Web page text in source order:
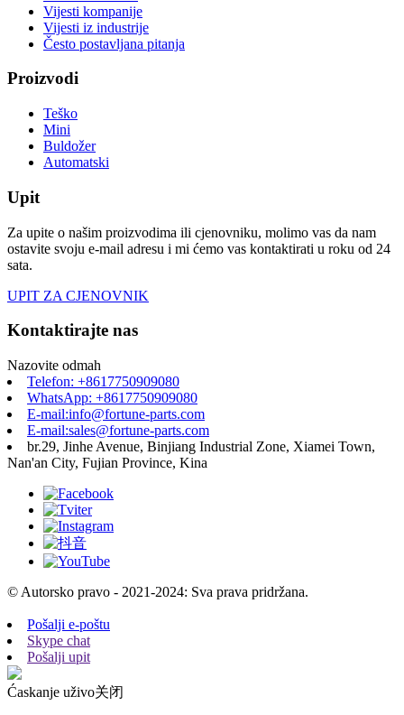
Vijesti kompanije
Vijesti iz industrije
Često postavljana pitanja
Proizvodi
Teško
Mini
Buldožer
Automatski
Upit
Za upite o našim proizvodima ili cjenovniku, molimo vas da nam
ostavite svoju e-mail adresu i mi ćemo vas kontaktirati u roku od 24
sata.
UPIT ZA CJENOVNIK
Kontaktirajte nas
Nazovite odmah
Telefon: +8617750909080
WhatsApp: +8617750909080
E-mail:info@fortune-parts.com
E-mail:sales@fortune-parts.com
br.29, Jinhe Avenue, Binjiang Industrial Zone, Xiamei Town,
Nan'an City, Fujian Province, Kina
© Autorsko pravo - 2021-2024: Sva prava pridržana.
Pošalji e-poštu
Skype chat
Pošalji upit
Ćaskanje uživo关闭